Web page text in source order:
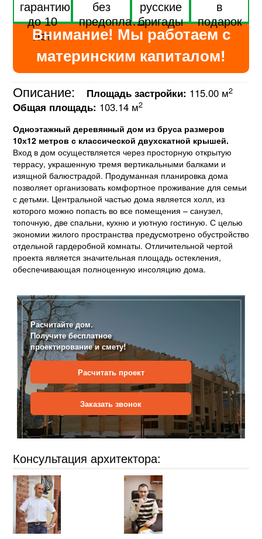
гарантию
до 10
лет
без
предоплаты
русские
бригады
в
подарок
Внимание! Мы работаем с
материнским капиталом!
Описание: Площадь застройки: 115.00 м2
Общая площадь: 103.14 м2
Одноэтажный деревянный дом из бруса размеров
10х12 метров с классической двухскатной крышей.
Вход в дом осуществляется через просторную открытую
террасу, украшенную тремя вертикальными балками и
изящной балюстрадой. Продуманная планировка дома
позволяет организовать комфортное проживание для семьи
с детьми. Центральной частью дома является холл, из
которого можно попасть во все помещения – санузел,
топочную, две спальни, кухню и уютную гостиную. С целью
экономии жилого пространства предусмотрено обустройство
отдельной гардеробной комнаты. Отличительной чертой
проекта является значительная площадь остекления,
обеспечивающая полноценную инсоляцию дома.
Расчитайте дом.
Получите бесплатное
проектирование и смету!
Расчитать проект
Заказать звонок
Консультация архитектора: